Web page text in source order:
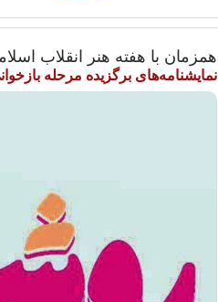
همزمان با هفته هنر انقلاب
نمایشنامه‌های برگزیده مرحله